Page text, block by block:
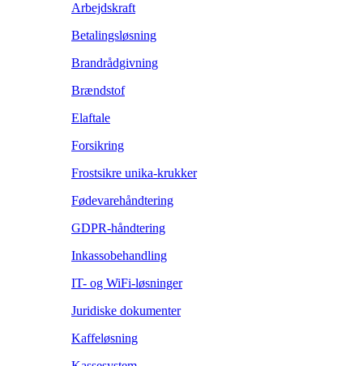
Arbejdskraft
Betalingsløsning
Brandrådgivning
Brændstof
Elaftale
Forsikring
Frostsikre unika-krukker
Fødevarehåndtering
GDPR-håndtering
Inkassobehandling
IT- og WiFi-løsninger
Juridiske dokumenter
Kaffeløsning